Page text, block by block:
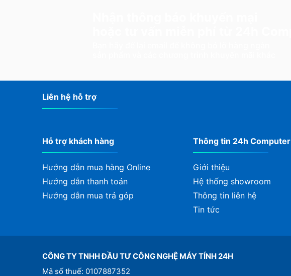
Liên hệ hỗ trợ
Hỗ trợ khách hàng
Hướng dẫn mua hàng Online
Hướng dẫn thanh toán
Hướng dẫn mua trả góp
Thông tin 24h Computer
Giới thiệu
Hệ thống showroom
Thông tin liên hệ
Tin tức
CÔNG TY TNHH ĐẦU TƯ CÔNG NGHỆ MÁY TÍNH 24H
Mã số thuế: 0107887352